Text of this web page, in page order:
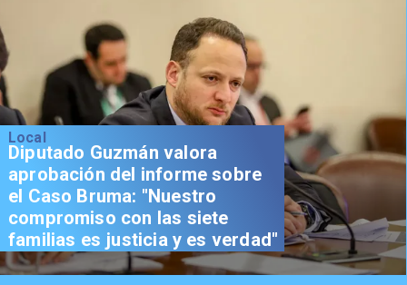
Local
Diputado Guzmán valora
aprobación del informe sobre
el Caso Bruma: "Nuestro
compromiso con las siete
familias es justicia y es verdad"